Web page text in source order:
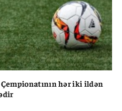
hər iki ildən